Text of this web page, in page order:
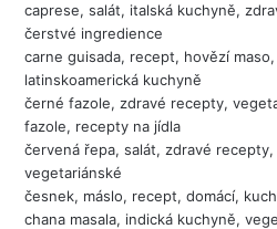
caprese, salát, italská kuchyně,
čerstvé ingredience
carne guisada, recept, hovězí maso,
latinskoamerická kuchyně
černé fazole, zdravé recepty,
fazole, recepty na jídla
červená řepa, salát, zdravé recepty,
vegetariánské
česnek, máslo, recept, domácí,
chana masala, indická kuchyně,